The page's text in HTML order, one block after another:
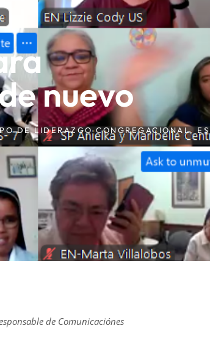
nuevo
DE LIDERAZGO CONGREGACIONAL,
de Comunicaciónes